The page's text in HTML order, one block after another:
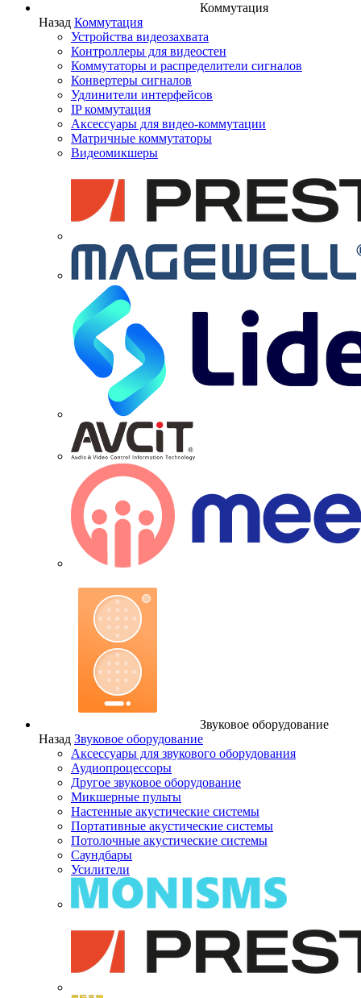
Коммутация
Назад Коммутация
Устройства видеозахвата
Контроллеры для видеостен
Коммутаторы и распределители сигналов
Конвертеры сигналов
Удлинители интерфейсов
IP коммутация
Аксессуары для видео-коммутации
Матричные коммутаторы
Видеомикшеры
Звуковое оборудование
Назад Звуковое оборудование
Аксессуары для звукового оборудования
Аудиопроцессоры
Другое звуковое оборудование
Микшерные пульты
Настенные акустические системы
Портативные акустические системы
Потолочные акустические системы
Саундбары
Усилители